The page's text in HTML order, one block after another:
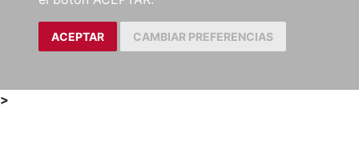
ACEPTAR CAMBIAR PREFERENCIAS
>